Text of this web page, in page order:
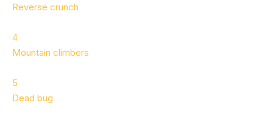
Reverse crunch
4
Mountain climbers
5
Dead bug